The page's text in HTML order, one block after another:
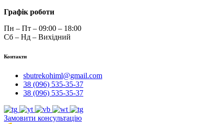
Графік роботи
Пн – Пт – 09:00 – 18:00
Сб – Нд – Вихідний
Контакти
sbutrekohiml@gmail.com
38 (096) 535-35-37
38 (096) 535-35-37
Замовити консультацію